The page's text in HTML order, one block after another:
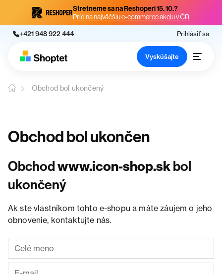
Stretneme sa na Reshoperi 15. 10.?
Príď na najväčšiu e-commerce akciu v ČR.
+421 948 922 444 Prihlásiť sa
Vyskúšajte
Obchod bol ukončený
Obchod bol ukončen
Obchodwww.icon-shop.skbol
ukončený
Ak ste vlastníkom tohto e-shopu a máte záujem o jeho
obnovenie, kontaktujte nás.